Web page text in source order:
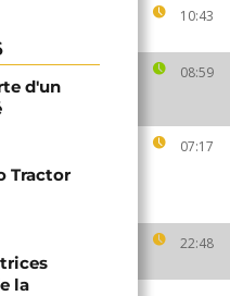
10:43
08:59
07:17
22:48
d'un
Tractor
la